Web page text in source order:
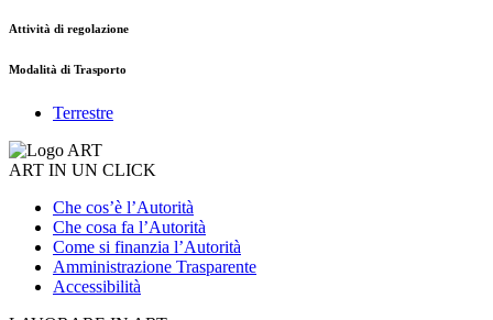
Attività di regolazione
Modalità di Trasporto
Terrestre
ART IN UN CLICK
Che cos’è l’Autorità
Che cosa fa l’Autorità
Come si finanzia l’Autorità
Amministrazione Trasparente
Accessibilità